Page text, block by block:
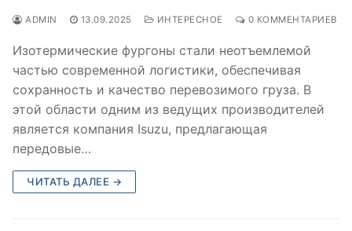
ADMIN 13.09.2025 ИНТЕРЕСНОЕ 0 КОММЕНТАРИЕВ
Изотермические фургоны стали неотъемлемой
частью современной логистики, обеспечивая
сохранность и качество перевозимого груза. В
этой области одним из ведущих производителей
является компания Isuzu, предлагающая
передовые…
ЧИТАТЬ ДАЛЕЕ →